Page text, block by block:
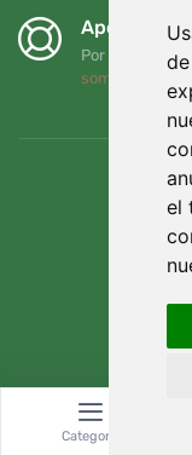
el
Apoyamos
Por cada
somos
Categoría